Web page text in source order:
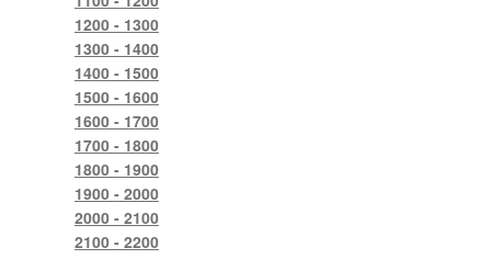
1200 - 1300
1300 - 1400
1400 - 1500
1500 - 1600
1600 - 1700
1700 - 1800
1800 - 1900
1900 - 2000
2000 - 2100
2100 - 2200